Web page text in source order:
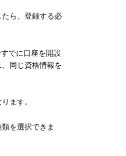
ら、登録する必
でに口座を開設
同じ資格情報を
ます。
を選択できま